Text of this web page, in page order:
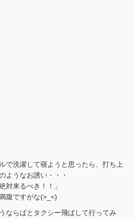
で洗濯して寝ようと思ったら、打ち上
ようなお誘い・・・
対来るべき！！」
腹ですがな(>_<)
ならばとタクシー飛ばして行ってみ